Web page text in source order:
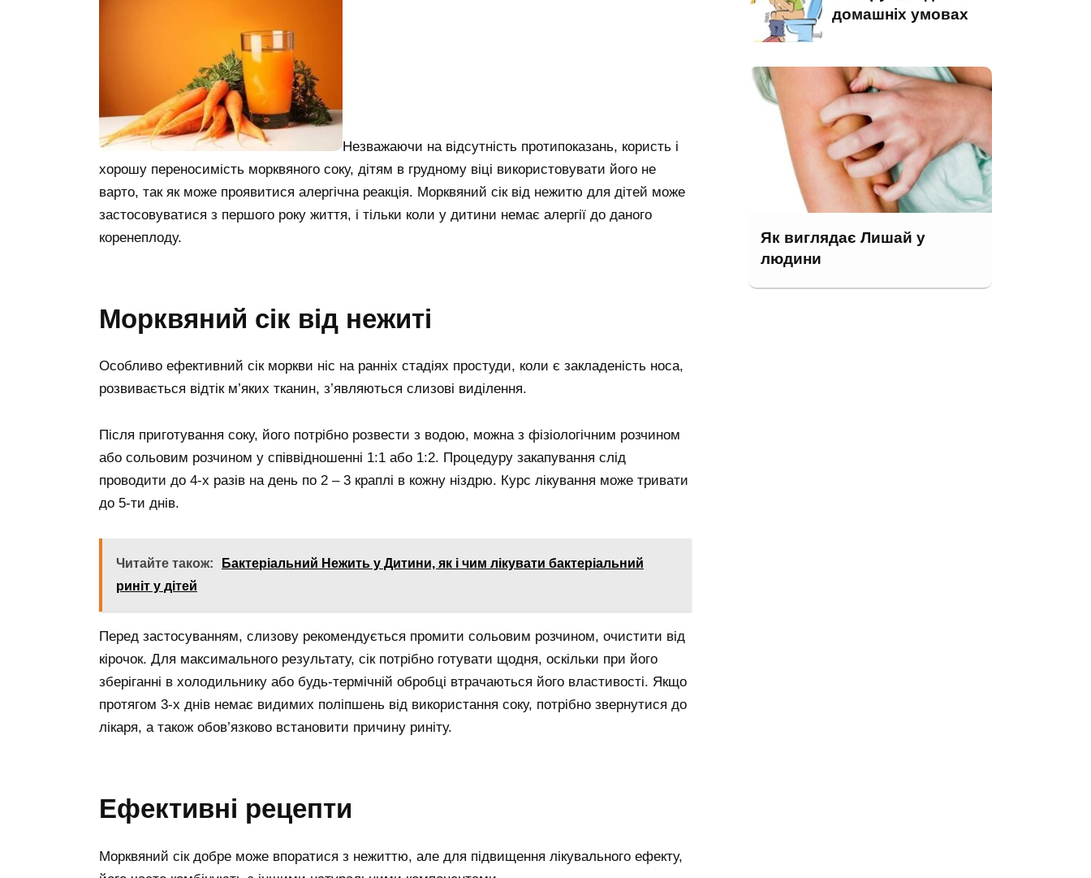
Незважаючи на відсутність протипоказань, користь і
хорошу переносимість морквяного соку, дітям в грудному віці використовувати його не
варто, так як може проявитися алергічна реакція. Морквяний сік від нежитю для дітей може
застосовуватися з першого року життя, і тільки коли у дитини немає алергії до даного
коренеплоду.
Морквяний сік від нежиті
Особливо ефективний сік моркви ніс на ранніх стадіях простуди, коли є закладеність носа,
розвивається відтік м’яких тканин, з’являються слизові виділення.
Після приготування соку, його потрібно розвести з водою, можна з фізіологічним розчином
або сольовим розчином у співвідношенні 1:1 або 1:2. Процедуру закапування слід
проводити до 4-х разів на день по 2 – 3 краплі в кожну ніздрю. Курс лікування може тривати
до 5-ти днів.
Читайте також:
Бактеріальний Нежить у Дитини, як і чим лікувати бактеріальний
риніт у дітей
Перед застосуванням, слизову рекомендується промити сольовим розчином, очистити від
кірочок. Для максимального результату, сік потрібно готувати щодня, оскільки при його
зберіганні в холодильнику або будь-термічній обробці втрачаються його властивості. Якщо
протягом 3-х днів немає видимих поліпшень від використання соку, потрібно звернутися до
лікаря, а також обов’язково встановити причину риніту.
Ефективні рецепти
Морквяний сік добре може впоратися з нежиттю, але для підвищення лікувального ефекту,
домашніх умовах
Як виглядає Лишай у
людини